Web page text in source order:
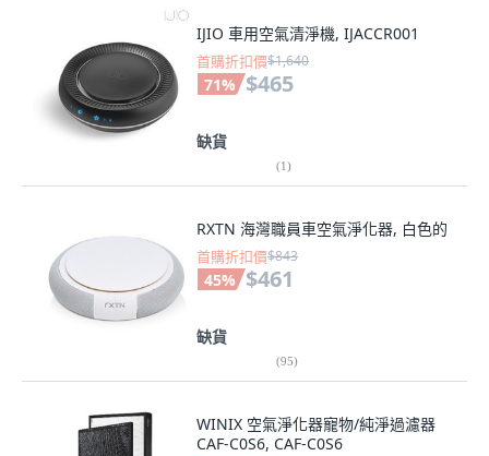
IJIO 車用空氣清淨機, IJACCR001
首購折扣價$1,640
71% $465
缺貨
(1)
RXTN 海灣職員車空氣淨化器, 白色的
首購折扣價$843
45% $461
缺貨
(95)
WINIX 空氣淨化器寵物/純淨過濾器
CAF-C0S6, CAF-C0S6